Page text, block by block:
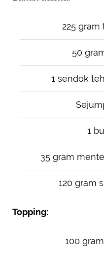
225
50
1 sendok
1
35 gram
120 gram
Topping:
100